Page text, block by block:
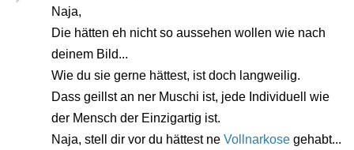
Naja,
Die hätten eh nicht so aussehen wollen wie nach
deinem Bild...
Wie du sie gerne hättest, ist doch langweilig.
Dass geillst an ner Muschi ist, jede Individuell wie
der Mensch der Einzigartig ist.
Naja, stell dir vor du hättest ne Vollnarkose gehabt...